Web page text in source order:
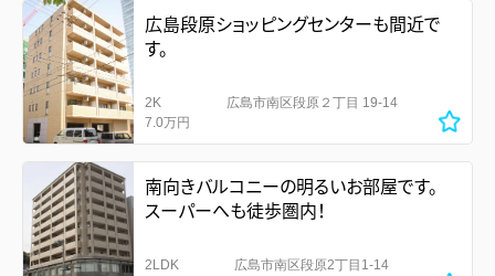
広島段原ショッピングセンターも間近で
す。
2K
7.0万円
広島市南区段原２丁目 19-14
南向きバルコニーの明るいお部屋です。
スーパーへも徒歩圏内！
2LDK
広島市南区段原2丁目1-14